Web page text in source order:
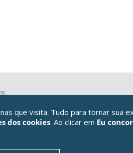
que visita. Tudo para tornar sua
dos cookies. Ao clicar em Eu